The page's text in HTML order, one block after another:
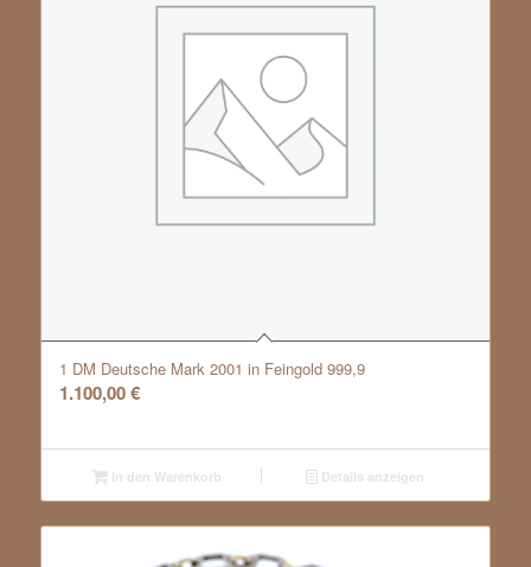
1 DM Deutsche Mark 2001 in Feingold 999,9
1.100,00€
In den Warenkorb Details anzeigen